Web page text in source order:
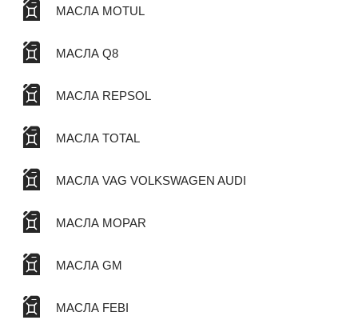
МАСЛА MOTUL
МАСЛА Q8
МАСЛА REPSOL
МАСЛА TOTAL
МАСЛА VAG VOLKSWAGEN AUDI
МАСЛА MOPAR
МАСЛА GM
МАСЛА FEBI